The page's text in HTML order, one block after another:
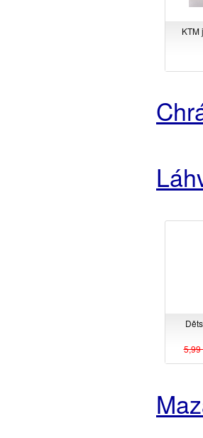
KTM
5,99